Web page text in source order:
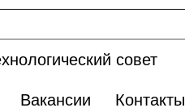
совет
Вакансии Контакты